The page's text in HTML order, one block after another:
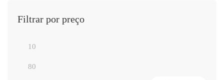
Filtrar por preço